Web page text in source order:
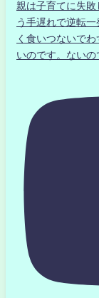
親は子育てに失
う手遅れで逆転
く食いつないで
いのです。ないの